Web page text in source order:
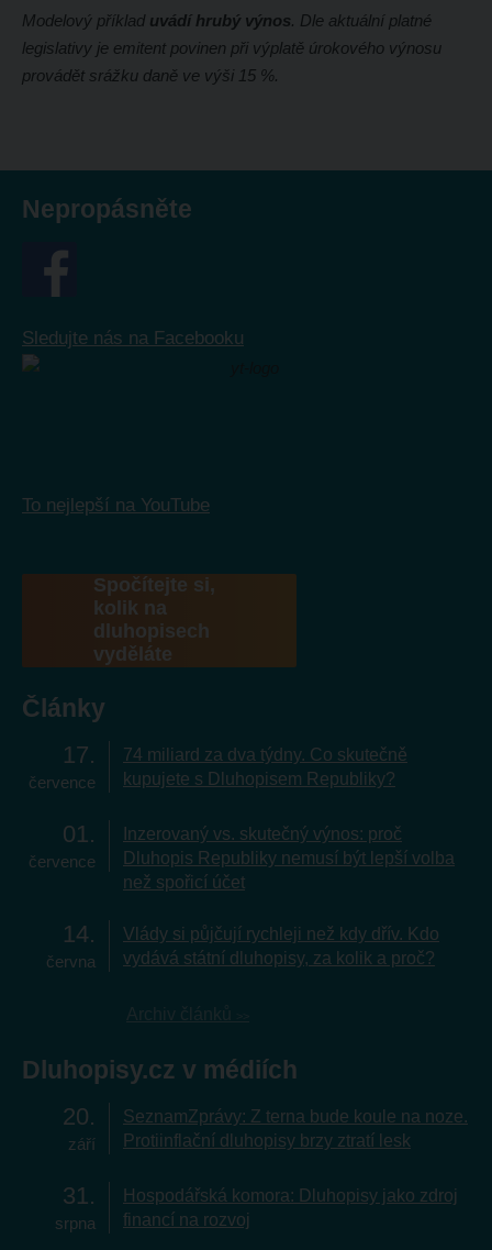
Modelový příklad uvádí hrubý výnos. Dle aktuální platné
legislativy je emitent povinen při výplatě úrokového výnosu
provádět srážku daně ve výši 15 %.
Nepropásněte
Sledujte nás na Facebooku
To nejlepší na YouTube
Spočítejte si,
kolik na
dluhopisech
vyděláte
Články
17
července
74 miliard za dva týdny. Co skutečně
kupujete s Dluhopisem Republiky?
01
července
Inzerovaný vs. skutečný výnos: proč
Dluhopis Republiky nemusí být lepší volba
než spořicí účet
14
června
Vlády si půjčují rychleji než kdy dřív. Kdo
vydává státní dluhopisy, za kolik a proč?
Dluhopisy.cz v médiích
20
září
SeznamZprávy: Z terna bude koule na noze.
Protiinflační dluhopisy brzy ztratí lesk
31
srpna
Hospodářská komora: Dluhopisy jako zdroj
financí na rozvoj